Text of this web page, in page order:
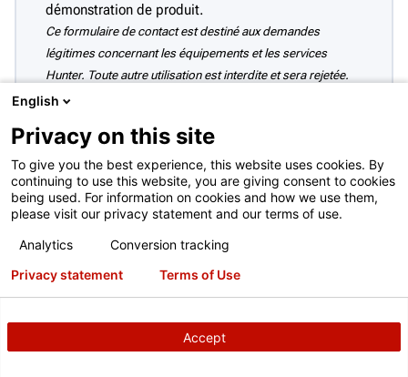
démonstration de produit.
Ce formulaire de contact est destiné aux demandes
légitimes concernant les équipements et les services
Hunter. Toute autre utilisation est interdite et sera rejetée.
Consultez les
English
Privacy on this site
To give you the best experience, this website uses cookies. By
continuing to use this website, you are giving consent to cookies
being used. For information on cookies and how we use them,
please visit our privacy statement and our terms of use.
Analytics
Conversion tracking
Accept
Privacy statement Terms of Use